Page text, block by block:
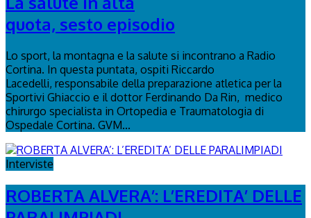
quota, sesto episodio
Lo sport, la montagna e la salute si incontrano a Radio
Cortina. In questa puntata, ospiti Riccardo
Lacedelli, responsabile della preparazione atletica per la
Sportivi Ghiaccio e il dottor Ferdinando Da Rin, medico
chirurgo specialista in Ortopedia e Traumatologia di
Ospedale Cortina. GVM...
Interviste
ROBERTA ALVERA’: L’EREDITA’ DELLE